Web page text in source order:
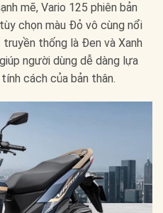
mẽ, Vario 125 phiên bản
chọn màu Đỏ vô cùng nổi
thống là Đen và Xanh
người dùng dễ dàng lựa
cách của bản thân.